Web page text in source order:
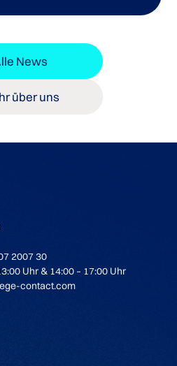
News
über uns
2007 30
Uhr & 14:00 – 17:00 Uhr
contact.com